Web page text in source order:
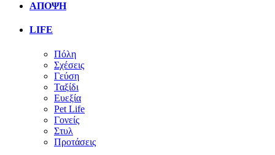
ΑΠΟΨΗ
LIFE
Πόλη
Σχέσεις
Γεύση
Ταξίδι
Ευεξία
Pet Life
Γονείς
Στυλ
Προτάσεις